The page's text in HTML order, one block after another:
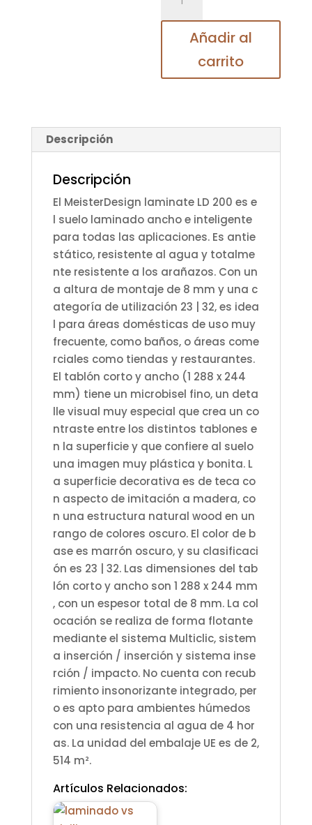
07145
Suelo
laminado
MeisterDesign.
laminate
cantidad
Añadir al
carrito
Descripción
Descripción
El MeisterDesign laminate LD 200 es e
l suelo laminado ancho e inteligente
para todas las aplicaciones. Es antie
stático, resistente al agua y totalme
nte resistente a los arañazos. Con un
a altura de montaje de 8 mm y una c
ategoría de utilización 23 | 32, es idea
l para áreas domésticas de uso muy
frecuente, como baños, o áreas come
rciales como tiendas y restaurantes.
El tablón corto y ancho (1 288 x 244
mm) tiene un microbisel fino, un deta
lle visual muy especial que crea un co
ntraste entre los distintos tablones e
n la superficie y que confiere al suelo
una imagen muy plástica y bonita. L
a superficie decorativa es de teca co
n aspecto de imitación a madera, co
n una estructura natural wood en un
rango de colores oscuro. El color de b
ase es marrón oscuro, y su clasificaci
ón es 23 | 32. Las dimensiones del tab
lón corto y ancho son 1 288 x 244 mm
, con un espesor total de 8 mm. La col
ocación se realiza de forma flotante
mediante el sistema Multiclic, sistem
a inserción / inserción y sistema inse
rción / impacto. No cuenta con recub
rimiento insonorizante integrado, per
o es apto para ambientes húmedos
con una resistencia al agua de 4 hor
as. La unidad del embalaje UE es de 2,
514 m².
Artículos Relacionados: